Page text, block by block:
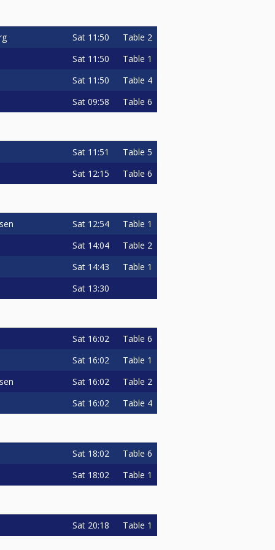
Sat 11:50
Table 2
Sat 11:50
Table 1
Sat 11:50
Table 4
Sat 09:58 Table 6
Sat 11:51
Table 5
Sat 12:15 Table 6
Sat 12:54
Table 1
Sat 14:04
Table 2
Sat 14:43
Table 1
Sat 13:30
Sat 16:02
Table 6
Sat 16:02
Table 1
Sat 16:02
Table 2
Sat 16:02 Table 4
Sat 18:02
Table 6
Sat 18:02 Table 1
Sat 20:18 Table 1